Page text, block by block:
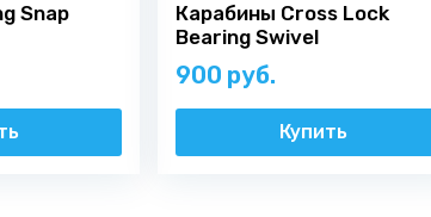
Snap
Карабины Cross Lock
Bearing Swivel
900 руб.
Купить